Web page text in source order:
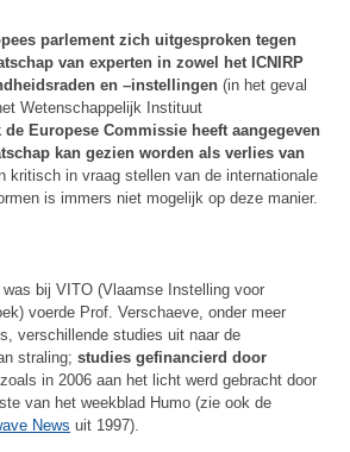
parlement zich uitgesproken tegen
van experten in zowel het ICNIRP
en –instellingen (in het geval
Wetenschappelijk Instituut
de Europese Commissie heeft aangegeven
kan gezien worden als verlies van
kritisch in vraag stellen van de internationale
is immers niet mogelijk op deze manier.
bij VITO (Vlaamse Instelling voor
voerde Prof. Verschaeve, onder meer
verschillende studies uit naar de
straling; studies gefinancierd door
, zoals in 2006 aan het licht werd gebracht door
van het weekblad Humo (zie ook de
News uit 1997).